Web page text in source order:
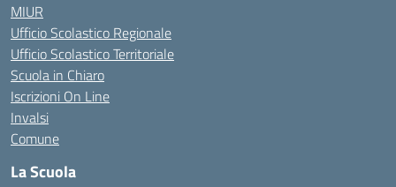
MIUR
Ufficio Scolastico Regionale
Ufficio Scolastico Territoriale
Scuola in Chiaro
Iscrizioni On Line
Invalsi
Comune
La Scuola